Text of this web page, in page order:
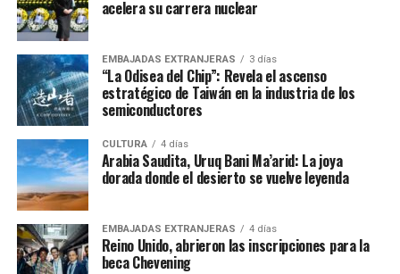
acelera su carrera nuclear
EMBAJADAS EXTRANJERAS 3 días
“La Odisea del Chip”: Revela el ascenso
estratégico de Taiwán en la industria de los
semiconductores
CULTURA 4 días
Arabia Saudita, Uruq Bani Ma’arid: La joya
dorada donde el desierto se vuelve leyenda
EMBAJADAS EXTRANJERAS 4 días
Reino Unido, abrieron las inscripciones para la
beca Chevening